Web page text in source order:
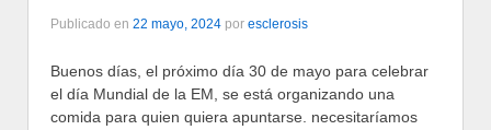
Publicado en 22 mayo, 2024 por esclerosis
Buenos días, el próximo día 30 de mayo para celebrar
el día Mundial de la EM, se está organizando una
comida para quien quiera apuntarse. necesitaríamos